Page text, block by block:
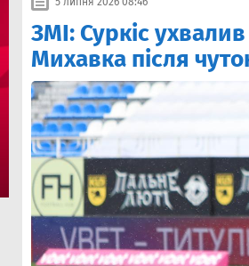
ЗМІ: Суркіс
Михавка після